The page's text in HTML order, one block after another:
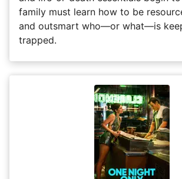
family must learn how to be
and outsmart who—or what—is
trapped.